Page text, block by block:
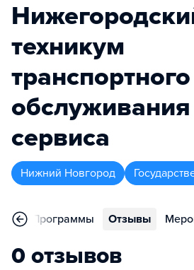
техникум
транспортного
сервиса
Нижний Новгород
Программы Отзывы
0 отзывов